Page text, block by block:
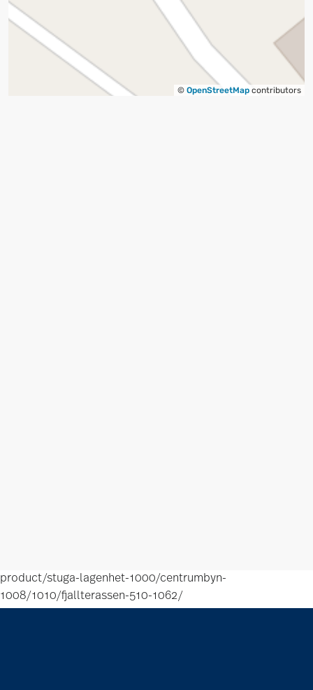
© OpenStreetMap contributors
product/stuga-lagenhet-1000/centrumbyn-
1008/1010/fjallterassen-510-1062/